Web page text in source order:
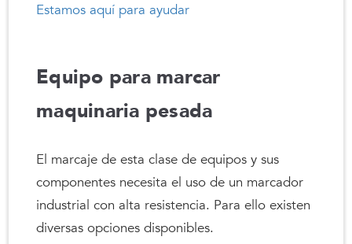
Estamos aquí para ayudar
Equipo para marcar
maquinaria pesada
El marcaje de esta clase de equipos y sus
componentes necesita el uso de un marcador
industrial con alta resistencia. Para ello existen
diversas opciones disponibles.